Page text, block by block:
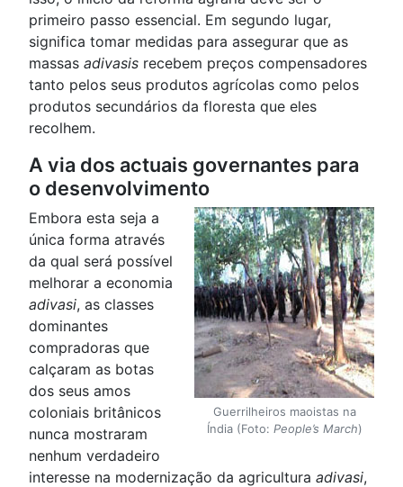
primeiro passo essencial. Em segundo lugar,
significa tomar medidas para assegurar que as
massas adivasis recebem preços compensadores
tanto pelos seus produtos agrícolas como pelos
produtos secundários da floresta que eles
recolhem.
A via dos actuais governantes para
o desenvolvimento
Guerrilheiros maoistas na
Índia (Foto: People’s March)
Embora esta seja a
única forma através
da qual será possível
melhorar a economia
adivasi, as classes
dominantes
compradoras que
calçaram as botas
dos seus amos
coloniais britânicos
nunca mostraram
nenhum verdadeiro
interesse na modernização da agricultura adivasi,